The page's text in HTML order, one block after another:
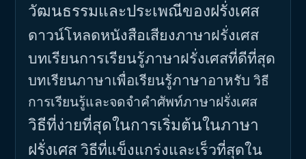
วัฒนธรรมและประเพณีของฝรั่งเศส
ดาวน์โหลดหนังสือเสียงภาษาฝรั่งเศส
บทเรียนการเรียนรู้ภาษาฝรั่งเศสที่ดีที่สุด
บทเรียนภาษาเพื่อเรียนรู้ภาษาอาหรับ วิธี
การเรียนรู้และจดจำคำศัพท์ภาษาฝรั่งเศส
วิธีที่ง่ายที่สุดในการเริ่มต้นในภาษา
ฝรั่งเศสวิธีที่แข็งแกร่งและเร็วที่สุดใน